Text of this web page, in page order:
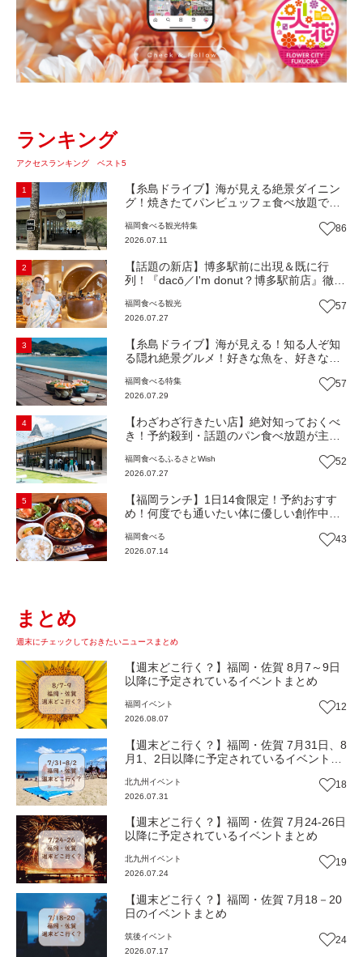
ランキング
アクセスランキング ベスト5
1
【糸島ドライブ】海が見える絶景ダイニン
グ！焼きたてパンビュッフェ食べ放題で大
Beach Cafe』（福岡・糸島市）【まち歩
き】
福岡食べる観光特集
2026.07.11
86
2
【話題の新店】博多駅前に出現＆既に行
列！『dacō／I'm donut？博多駅前店』徹底
しみ方＆イチオシメニューも紹介！（福岡
市博多区）【まち歩き】
福岡食べる観光
2026.07.27
57
3
【糸島ドライブ】海が見える！知る人ぞ知
る隠れ絶景グルメ！好きな魚を、好きなだ
堂』（福岡市西区）【まち歩き】
福岡食べる特集
2026.07.29
57
4
【わざわざ行きたい店】絶対知っておくべ
き！予約殺到・話題のパン食べ放題が主
『bound garden』（福岡・新宮町）【まち
歩き】
福岡食べる ふるさとWish
2026.07.27
52
5
【福岡ランチ】1日14食限定！予約おすす
め！何度でも通いたい体に優しい創作中華
【まち歩き】
福岡食べる
2026.07.14
43
まとめ
週末にチェックしておきたいニュースまとめ
【週末どこ行く？】福岡・佐賀 8月7～9日
以降に予定されているイベントまとめ
福岡 イベント
2026.08.07
12
【週末どこ行く？】福岡・佐賀 7月31日、8
月1、2日以降に予定されているイベントま
北九州 イベント
2026.07.31
18
【週末どこ行く？】福岡・佐賀 7月24-26日
以降に予定されているイベントまとめ
北九州 イベント
2026.07.24
19
【週末どこ行く？】福岡・佐賀 7月18－20
日のイベントまとめ
筑後イベント
2026.07.17
24